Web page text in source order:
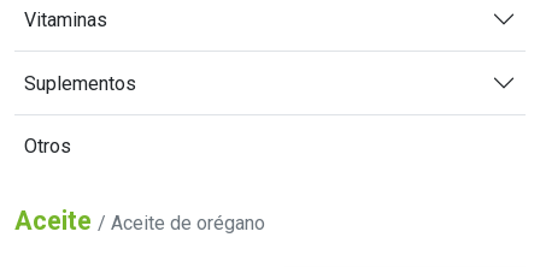
Vitaminas
Suplementos
Otros
Aceite / Aceite de orégano